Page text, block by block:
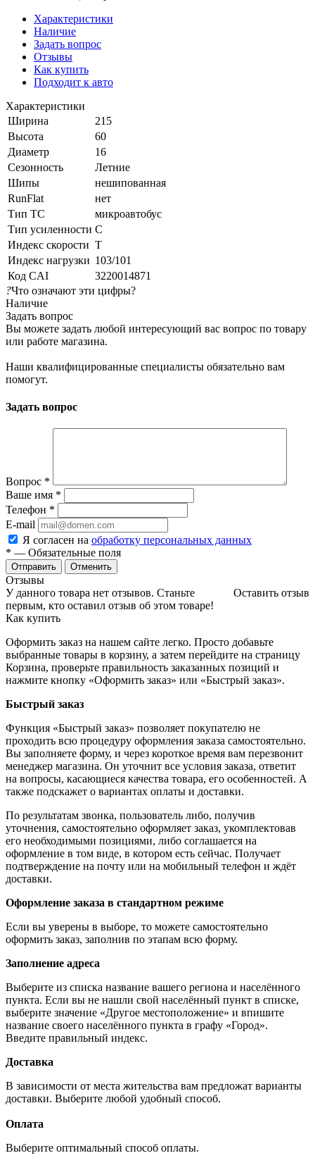
Характеристики
Наличие
Задать вопрос
Отзывы
Как купить
Подходит к авто
Характеристики
Ширина
215
Высота
60
Диаметр
16
Сезонность
Летние
Шипы
нешипованная
RunFlat
нет
Тип ТС
микроавтобус
Тип усиленности C
Индекс скорости T
Индекс нагрузки 103/101
Код CAI
3220014871
?Что означают эти цифры?
Наличие
Задать вопрос
Вы можете задать любой интересующий вас вопрос по товару
или работе магазина.
Наши квалифицированные специалисты обязательно вам
помогут.
Задать вопрос
Вопрос *
Ваше имя *
Телефон *
E-mail
Я согласен на обработку персональных данных
* — Обязательные поля
Отменить
Отзывы
Оставить отзыв
У данного товара нет отзывов. Станьте
первым, кто оставил отзыв об этом товаре!
Как купить
Оформить заказ на нашем сайте легко. Просто добавьте
выбранные товары в корзину, а затем перейдите на страницу
Корзина, проверьте правильность заказанных позиций и
нажмите кнопку «Оформить заказ» или «Быстрый заказ».
Быстрый заказ
Функция «Быстрый заказ» позволяет покупателю не
проходить всю процедуру оформления заказа самостоятельно.
Вы заполняете форму, и через короткое время вам перезвонит
менеджер магазина. Он уточнит все условия заказа, ответит
на вопросы, касающиеся качества товара, его особенностей. А
также подскажет о вариантах оплаты и доставки.
По результатам звонка, пользователь либо, получив
уточнения, самостоятельно оформляет заказ, укомплектовав
его необходимыми позициями, либо соглашается на
оформление в том виде, в котором есть сейчас. Получает
подтверждение на почту или на мобильный телефон и ждёт
доставки.
Оформление заказа в стандартном режиме
Если вы уверены в выборе, то можете самостоятельно
оформить заказ, заполнив по этапам всю форму.
Заполнение адреса
Выберите из списка название вашего региона и населённого
пункта. Если вы не нашли свой населённый пункт в списке,
выберите значение «Другое местоположение» и впишите
название своего населённого пункта в графу «Город».
Введите правильный индекс.
Доставка
В зависимости от места жительства вам предложат варианты
доставки. Выберите любой удобный способ.
Оплата
Выберите оптимальный способ оплаты.